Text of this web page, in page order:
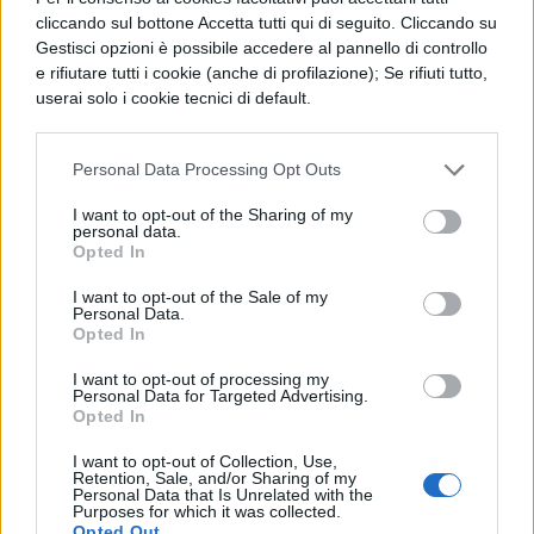
cliccando sul bottone Accetta tutti qui di seguito. Cliccando su
Gestisci opzioni è possibile accedere al pannello di controllo
e rifiutare tutti i cookie (anche di profilazione); Se rifiuti tutto,
userai solo i cookie tecnici di default.
Personal Data Processing Opt Outs
I want to opt-out of the Sharing of my
personal data.
Opted In
I want to opt-out of the Sale of my
Personal Data.
Opted In
I want to opt-out of processing my
Personal Data for Targeted Advertising.
Opted In
I want to opt-out of Collection, Use,
Retention, Sale, and/or Sharing of my
Personal Data that Is Unrelated with the
Purposes for which it was collected.
novità da introdurre, il sindacato sarebbe
invece favorevole a modificare la prima
e alla presentazione orale di un progetto
trasversale a più materie. Sempre un
contenuto multidisciplinare dovrebbe, infine,
andare a costituire la novità maggiore
dell’esame terza media”.
Come andrà a finire? Come al solito non
accadrà niente? Per rimanere sempre
aggiornato su tutte le novità dell’Esame di